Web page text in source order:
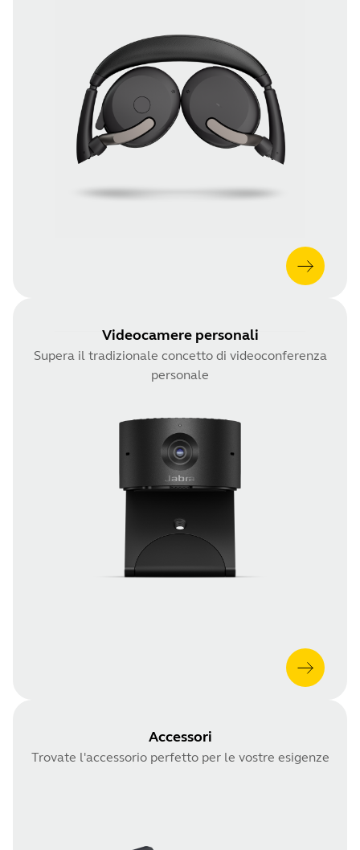
Videocamere personali
Supera il tradizionale concetto di videoconferenza
personale
Accessori
Trovate l'accessorio perfetto per le vostre esigenze